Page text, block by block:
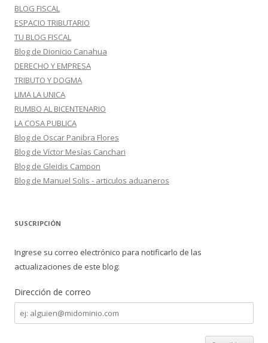
BLOG FISCAL
ESPACIO TRIBUTARIO
TU BLOG FISCAL
Blog de Dionicio Canahua
DERECHO Y EMPRESA
TRIBUTO Y DOGMA
LIMA LA UNICA
RUMBO AL BICENTENARIO
LA COSA PUBLICA
Blog de Oscar Panibra Flores
Blog de Víctor Mesías Canchari
Blog de Gleidis Campon
Blog de Manuel Solis - articulos aduaneros
SUSCRIPCIÓN
Ingrese su correo electrónico para notificarlo de las
actualizaciones de este blog:
Dirección de correo
Dirección
de
correo